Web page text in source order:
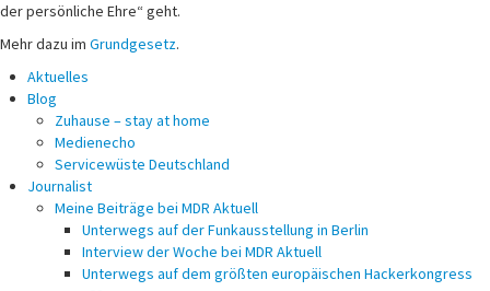
der persönliche Ehre“ geht.
Mehr dazu im Grundgesetz.
Aktuelles
Blog
Zuhause – stay at home
Medienecho
Servicewüste Deutschland
Journalist
Meine Beiträge bei MDR Aktuell
Unterwegs auf der Funkausstellung in Berlin
Interview der Woche bei MDR Aktuell
Unterwegs auf dem größten europäischen Hackerkongress